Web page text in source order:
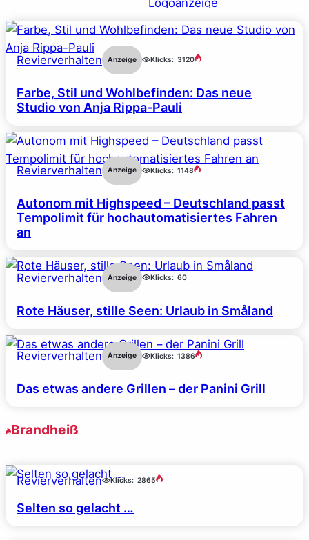
Revierverhalten Anzeige Klicks: 3120
Farbe, Stil und Wohlbefinden: Das neue
Studio von Anja Rippa-Pauli
Revierverhalten Anzeige Klicks: 1148
Autonom mit Highspeed – Deutschland passt
Tempolimit für hochautomatisiertes Fahren
an
Revierverhalten Anzeige Klicks: 60
Rote Häuser, stille Seen: Urlaub in Småland
Revierverhalten Anzeige Klicks: 1386
Das etwas andere Grillen – der Panini Grill
Brandheiß
Revierverhalten Klicks: 2865
Selten so gelacht …